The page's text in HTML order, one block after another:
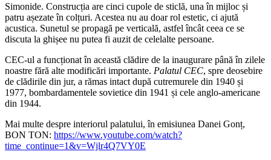
Simonide. Construcția are cinci cupole de sticlă, una în mijloc și
patru așezate în colțuri. Acestea nu au doar rol estetic, ci ajută
acustica. Sunetul se propagă pe verticală, astfel încât ceea ce se
discuta la ghișee nu putea fi auzit de celelalte persoane.
CEC-ul a funcționat în această clădire de la inaugurare până în zilele
noastre fără alte modificări importante. Palatul CEC, spre deosebire
de clădirile din jur, a rămas intact după cutremurele din 1940 și
1977, bombardamentele sovietice din 1941 și cele anglo-americane
din 1944.
Mai multe despre interiorul palatului, în emisiunea Danei Gonț,
BON TON: https://www.youtube.com/watch?
time_continue=1&v=Wjlr4Q7VY0E